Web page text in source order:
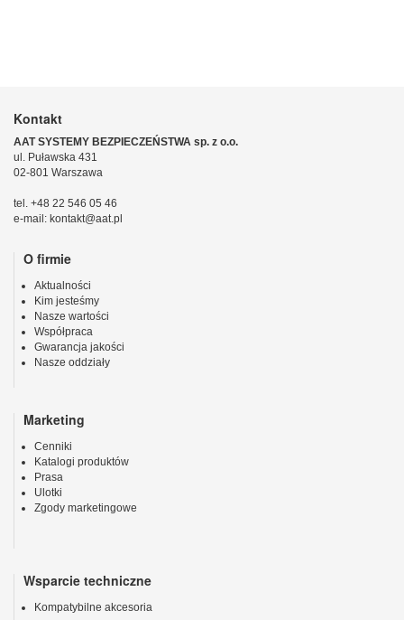
Kontakt
AAT SYSTEMY BEZPIECZEŃSTWA sp. z o.o.
ul. Puławska 431
02-801 Warszawa
tel. +48 22 546 05 46
e-mail: kontakt@aat.pl
O firmie
Aktualności
Kim jesteśmy
Nasze wartości
Współpraca
Gwarancja jakości
Nasze oddziały
Marketing
Cenniki
Katalogi produktów
Prasa
Ulotki
Zgody marketingowe
Wsparcie techniczne
Kompatybilne akcesoria